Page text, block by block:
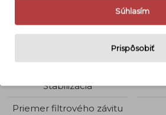
Svetelnosť
Stabilizácia
Priemer filtrového závitu
Súhlasím
Prispôsobiť